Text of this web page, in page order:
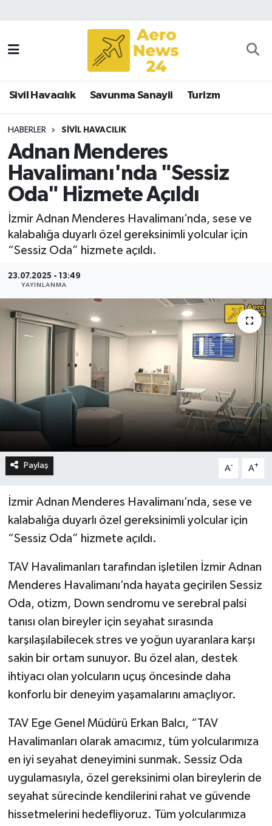
Sivil Havacılık Savunma Sanayii Turizm
HABERLER SIVIL HAVACILIK
Adnan Menderes
Havalimanı'nda "Sessiz
Oda" Hizmete Açıldı
İzmir Adnan Menderes Havalimanı’nda, sese ve
kalabalığa duyarlı özel gereksinimli yolcular için
“Sessiz Oda” hizmete açıldı.
23.07.2025 - 13:49
YAYINLANMA
Paylaş A- A+
İzmir Adnan Menderes Havalimanı’nda, sese ve
kalabalığa duyarlı özel gereksinimli yolcular için
“Sessiz Oda” hizmete açıldı.
TAV Havalimanları tarafından işletilen İzmir Adnan
Menderes Havalimanı’nda hayata geçirilen Sessiz
Oda, otizm, Down sendromu ve serebral palsi
tanısı olan bireyler için seyahat sırasında
karşılaşılabilecek stres ve yoğun uyaranlara karşı
sakin bir ortam sunuyor. Bu özel alan, destek
ihtiyacı olan yolcuların uçuş öncesinde daha
konforlu bir deneyim yaşamalarını amaçlıyor.
TAV Ege Genel Müdürü Erkan Balcı, “TAV
Havalimanları olarak amacımız, tüm yolcularımıza
en iyi seyahat deneyimini sunmak. Sessiz Oda
uygulamasıyla, özel gereksinimi olan bireylerin de
seyahat sürecinde kendilerini rahat ve güvende
hissetmelerini hedefliyoruz. Tüm yolcularımıza